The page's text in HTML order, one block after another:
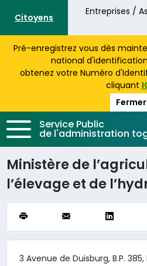
Aller au contenu principal
Citoyens
Entreprises /
Pré-enregistrez vous dès
national
obtenez votre Numéro
cliquant
Fermer
Service Public
de l'administration
Ministère de
l’élevage et de
3 Avenue de Duisburg, B.P.